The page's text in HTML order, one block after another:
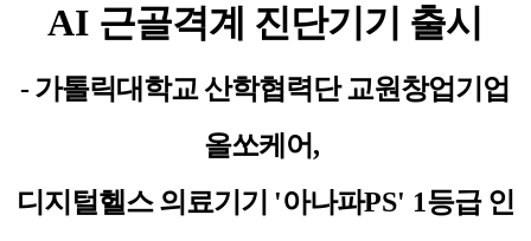
AI 근골격계 진단기기 출시
- 가톨릭대학교 산학협력단 교원창업기업
올쏘케어,
디지털헬스 의료기기 '아나파PS' 1등급 인